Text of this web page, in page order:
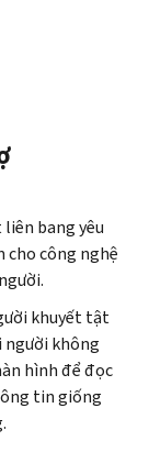
bang yêu
cho công nghệ
khuyết tật
không
hình để đọc
tin giống